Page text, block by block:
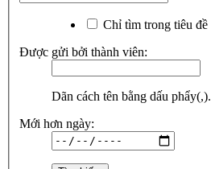
Chỉ tìm trong tiêu đề
Được gửi bởi thành viên:
Dãn cách tên bằng dấu phẩy(,).
Mới hơn ngày: